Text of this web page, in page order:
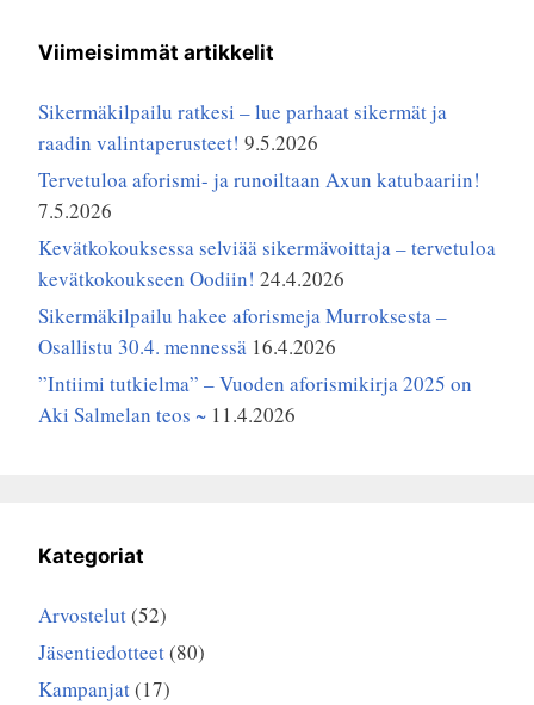
Viimeisimmät artikkelit
Sikermäkilpailu ratkesi – lue parhaat sikermät ja
raadin valintaperusteet! 9.5.2026
Tervetuloa aforismi- ja runoiltaan Axun katubaariin!
7.5.2026
Kevätkokouksessa selviää sikermävoittaja – tervetuloa
kevätkokoukseen Oodiin! 24.4.2026
Sikermäkilpailu hakee aforismeja Murroksesta –
Osallistu 30.4. mennessä 16.4.2026
”Intiimi tutkielma” – Vuoden aforismikirja 2025 on
Aki Salmelan teos ~ 11.4.2026
Kategoriat
Arvostelut(52)
Jäsentiedotteet(80)
Kampanjat(17)